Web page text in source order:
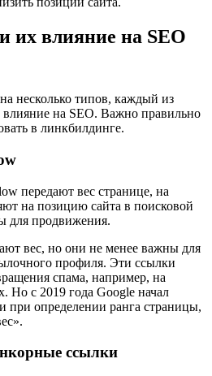
их влияние на SEO
несколько типов, каждый из
влияние на SEO. Важно правильно
в линкбилдинге.
передают вес странице, на
на позицию сайта в поисковой
для продвижения.
вес, но они не менее важны для
профиля. Эти ссылки
спама, например, на
Но с 2019 года Google начал
при определении ранга страницы,
ссылки